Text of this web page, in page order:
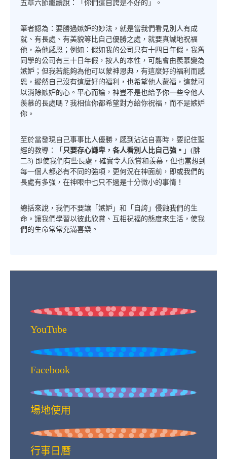
五章六節繼續說：「你們這自誇是不好的」。
筆者認為：要勝過嫉妒的妙法，就是當我們看見別人有成
就、有長處、有美貌等比自己優勝之處，就要真誠地祝福
他，為他感恩；例如：假如我的公司只有十四日年假，我舊
同學的公司有三十日年假，按人的本性，可能會由羨慕變為
嫉妒；但我若能夠為他可以蒙神恩典，有這麼好的福利而感
恩，縱然自己沒有這麼好的福利，也希望他人蒙福，這就可
以消除嫉妒的心。平心而論，神豈不是也給予你一些令他人
羨慕的長處嗎？我相信你都希望對方給你祝福，而不是嫉妒
你。
至於當發現自己事事比人優勝，感到沾沾自喜時，要記住聖
經的教導：「 只要存心謙卑，各人看別人比自己強。 」(腓
二3) 即使我們有些長處，確實令人欣賞和羨慕，但也當想到
每一個人都必有不同的強項，更何況在神面前，即或我們的
長處有多強，在神眼中也只不過是十分微小的事情！
總括來說，我們不要讓「嫉妒」和「自誇」侵蝕我們的生
命。讓我們學習以彼此欣賞、互相祝福的態度來生活，使我
們的生命常常充滿喜樂。
YouTube
Facebook
場地使用
行事日曆